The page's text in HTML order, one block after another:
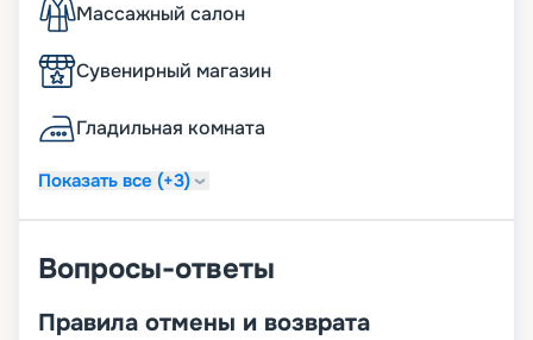
Массажный салон
Сувенирный магазин
Гладильная комната
Показать все (+3)
Вопросы-ответы
Правила отмены и возврата